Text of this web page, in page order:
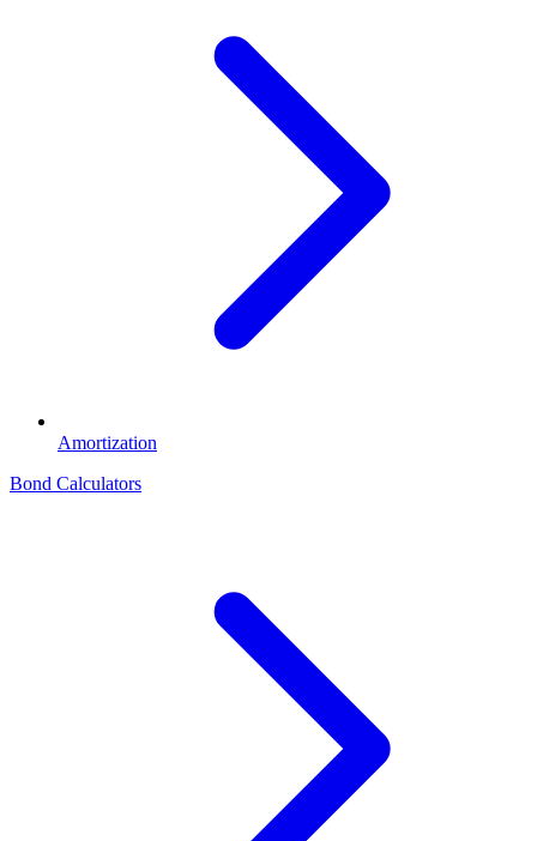
Amortization
Bond Calculators